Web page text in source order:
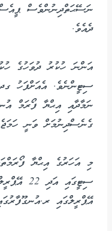
ނަސޭޙަތްދިނުންވެސް
ދެއެވެ.
އަންނަ ހުކުރު ދުވަހުގެ
ސިޓީންނެވެ. އެއަށްފަހު
ނަމާދާއި އިޙްޔާ ފޯރަމް
ގެނެސްދިނުމަށް ވަނީ
އޭޕްރީލްގައި